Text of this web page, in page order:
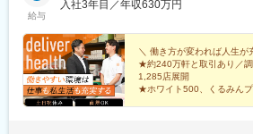
分／宮崎／鹿児島／熊本／長崎／沖縄
岡県静岡県島田市道悦3-14-2三島営業
田字南中道476中津川営業所：岐阜県中
田辺営業所：和歌山県田辺市三栖字三
都府京都市北区上賀茂向縄手町16滑川
字宮ノ東41-29※詳細は「会社概要」欄
駅、太田駅(群馬県)、大森台駅、青堀駅
駅、砺波駅、片原町駅(富山県)、速星駅
駅、上越妙高駅、信州中野駅、附属中
駅、西上田駅、酒折駅、禾生駅、富士
川公園駅、妙興寺駅、六軒駅(三重県)、
駅(地下鉄)、久米田駅、ケーブル八幡
給与
入社3年目／年収630万円
＼ 働き方が変われば人生が
★約240万軒と取引あり／
1,285店展開
★ホワイト500、くるみんプ